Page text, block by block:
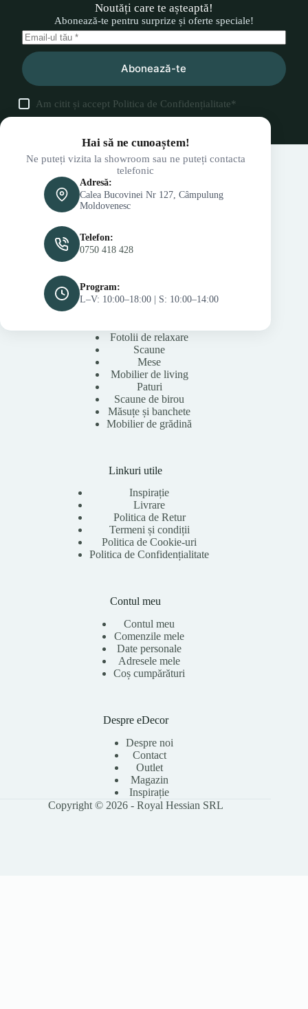
Noutăți care te așteaptă!
Abonează-te pentru surprize și oferte speciale!
Abonează-te
Am citit și accept Politica de Confidențialitate*
Hai să ne cunoaștem!
Ne puteți vizita la showroom sau ne puteți contacta
telefonic
Adresă:
Calea Bucovinei Nr 127, Câmpulung
Moldovenesc
Telefon:
0750 418 428
Program:
L–V: 10:00–18:00 | S: 10:00–14:00
Fotolii de relaxare
Scaune
Mese
Mobilier de living
Paturi
Scaune de birou
Măsuțe și banchete
Mobilier de grădină
Linkuri utile
Inspirație
Livrare
Politica de Retur
Termeni și condiții
Politica de Cookie-uri
Politica de Confidențialitate
Contul meu
Contul meu
Comenzile mele
Date personale
Adresele mele
Coș cumpărături
Despre eDecor
Despre noi
Contact
Outlet
Magazin
Inspirație
Copyright © 2026 - Royal Hessian SRL